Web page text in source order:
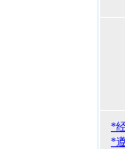
*
*